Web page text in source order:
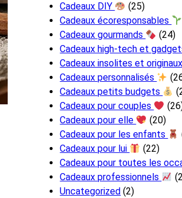
Cadeaux DIY
(25)
Cadeaux écoresponsables
Cadeaux gourmands
(24)
Cadeaux high-tech et
Cadeaux insolites et originaux
Cadeaux personnalisés
Cadeaux petits budgets
Cadeaux pour couples
Cadeaux pour elle
(20)
Cadeaux pour les enfants
Cadeaux pour lui
(22)
Cadeaux pour toutes les
Cadeaux professionnels
Uncategorized (2)